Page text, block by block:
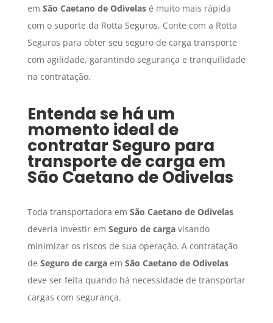
em São Caetano de Odivelasé muito mais rápida
com o suporte da Rotta Seguros. Conte com a Rotta
Seguros para obter seu seguro de carga transporte
com agilidade, garantindo segurança e tranquilidade
na contratação.
Entenda se há um
momento ideal de
contratar Seguro para
transporte de carga em
São Caetano de Odivelas
Toda transportadora em São Caetano de Odivelas
deveria investir em Seguro de cargavisando
minimizar os riscos de sua operação. A contratação
de Seguro de cargaem São Caetano de Odivelas
deve ser feita quando há necessidade de transportar
cargas com segurança.